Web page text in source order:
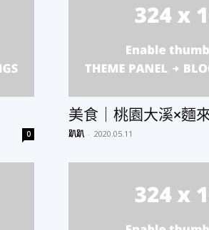
0
美食｜桃園大溪×麵
趴趴 - 2020.05.11